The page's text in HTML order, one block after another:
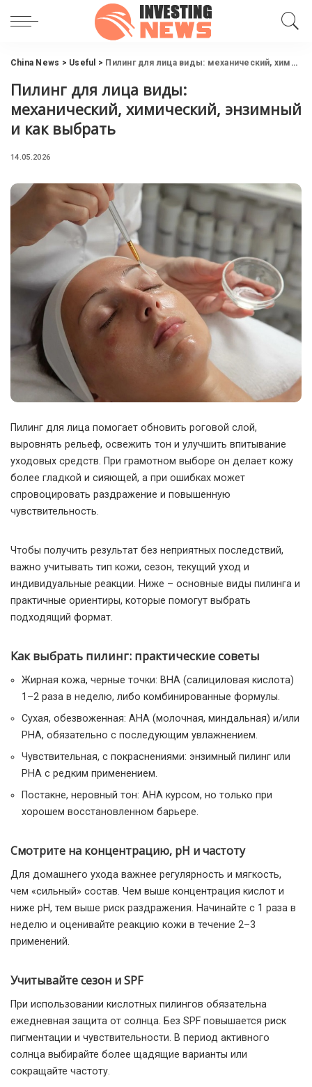
China News > Useful > Пилинг для лица виды: механический, химический, энзимный и как выбрать
Пилинг для лица виды:
механический, химический, энзимный
и как выбрать
14.05.2026
Пилинг для лица помогает обновить роговой слой,
выровнять рельеф, освежить тон и улучшить впитывание
уходовых средств. При грамотном выборе он делает кожу
более гладкой и сияющей, а при ошибках может
спровоцировать раздражение и повышенную
чувствительность.
Чтобы получить результат без неприятных последствий,
важно учитывать тип кожи, сезон, текущий уход и
индивидуальные реакции. Ниже – основные виды пилинга и
практичные ориентиры, которые помогут выбрать
подходящий формат.
Как выбрать пилинг: практические советы
Жирная кожа, черные точки: BHA (салициловая кислота)
1–2 раза в неделю, либо комбинированные формулы.
Сухая, обезвоженная: AHA (молочная, миндальная) и/или
PHA, обязательно с последующим увлажнением.
Чувствительная, с покраснениями: энзимный пилинг или
PHA с редким применением.
Постакне, неровный тон: AHA курсом, но только при
хорошем восстановленном барьере.
Смотрите на концентрацию, pH и частоту
Для домашнего ухода важнее регулярность и мягкость,
чем «сильный» состав. Чем выше концентрация кислот и
ниже pH, тем выше риск раздражения. Начинайте с 1 раза в
неделю и оценивайте реакцию кожи в течение 2–3
применений.
Учитывайте сезон и SPF
При использовании кислотных пилингов обязательна
ежедневная защита от солнца. Без SPF повышается риск
пигментации и чувствительности. В период активного
солнца выбирайте более щадящие варианты или
сокращайте частоту.